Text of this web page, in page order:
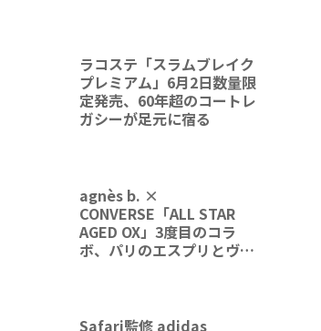
ラコステ「スラムブレイク
プレミアム」6月2日数量限
定発売、60年超のコートレ
ガシーが足元に宿る
agnès b. ×
CONVERSE「ALL STAR
AGED OX」3度目のコラ
ボ、パリのエスプリとヴィ
Safari監修 adidas